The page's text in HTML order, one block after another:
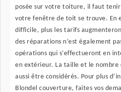
posée sur votre toiture, il faut
votre fenêtre de toit se trouve. En
difficile, plus les tarifs
des réparations n’est également
opérations qui s’effectueront en
en extérieur. La taille et le nombre
aussi être considérés. Pour plus
Blondel couverture, faites vos